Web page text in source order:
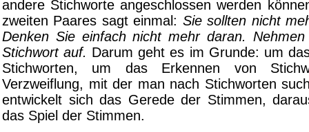
andere Stichworte angeschlossen werden
zweiten Paares sagt einmal: Sie sollten nicht
Denken Sie einfach nicht mehr daran.
Stichwort auf. Darum geht es im Grunde: um
Stichworten, um das Erkennen von
Verzweiflung, mit der man nach Stichworten
entwickelt sich das Gerede der Stimmen,
das Spiel der Stimmen.